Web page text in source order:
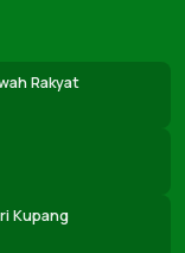
Rakyat
Kupang